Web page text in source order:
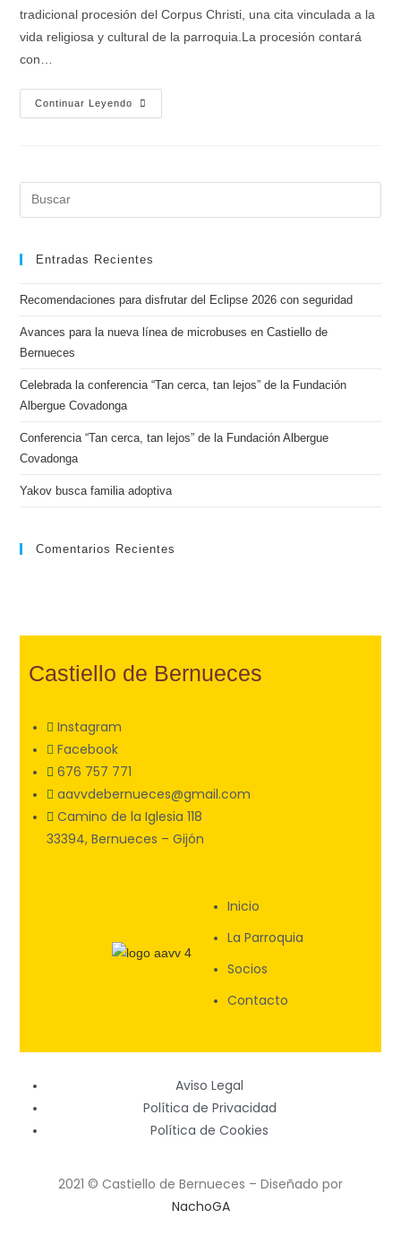
tradicional procesión del Corpus Christi, una cita vinculada a la
vida religiosa y cultural de la parroquia.La procesión contará
con…
Continuar Leyendo
Entradas Recientes
Recomendaciones para disfrutar del Eclipse 2026 con seguridad
Avances para la nueva línea de microbuses en Castiello de
Bernueces
Celebrada la conferencia “Tan cerca, tan lejos” de la Fundación
Albergue Covadonga
Conferencia “Tan cerca, tan lejos” de la Fundación Albergue
Covadonga
Yakov busca familia adoptiva
Comentarios Recientes
Castiello de Bernueces
Instagram
Facebook
676 757 771
aavvdebernueces@gmail.com
Camino de la Iglesia 118
33394, Bernueces – Gijón
Inicio
La Parroquia
Socios
Contacto
2021 © Castiello de Bernueces – Diseñado por
NachoGA
Aviso Legal
Política de Privacidad
Política de Cookies